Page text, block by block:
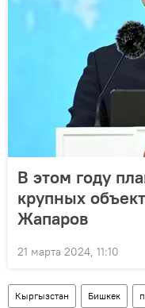
В этом году
крупных
Жапаров
21 марта 2024, 11:10
Кыргызстан Бишкек